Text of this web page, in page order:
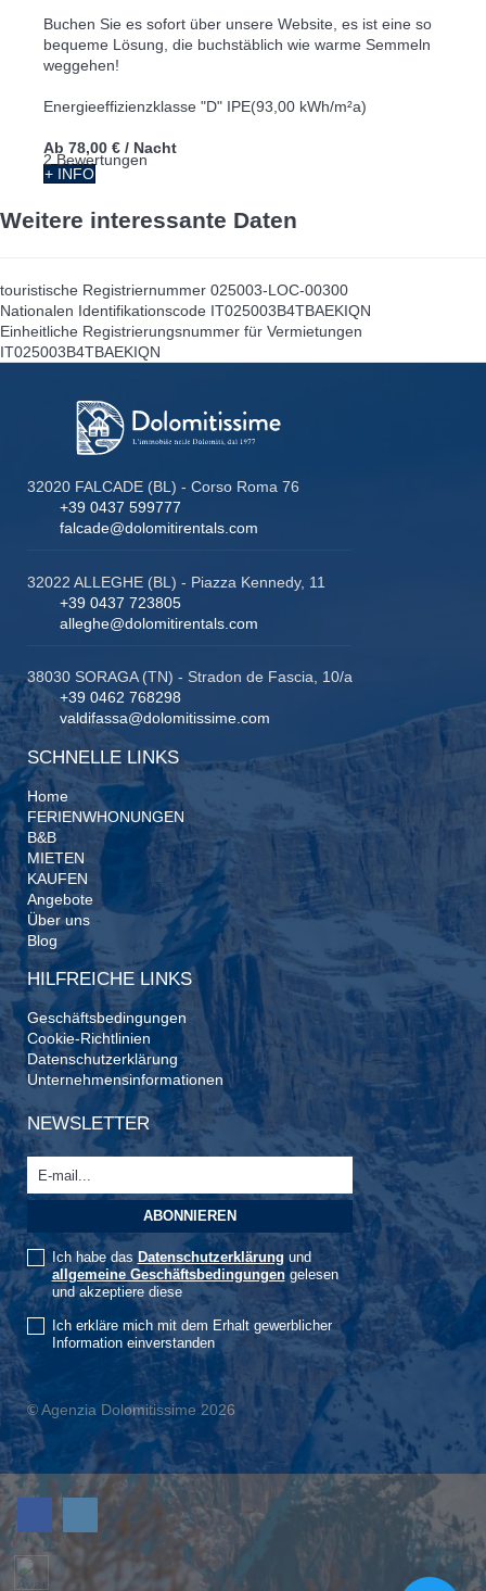
Buchen Sie es sofort über unsere Website, es ist eine so
bequeme Lösung, die buchstäblich wie warme Semmeln
weggehen!
Energieeffizienzklasse "D" IPE(93,00 kWh/m²a)
2 Bewertungen
Ab 78,00 € / Nacht
+ INFO
Weitere interessante Daten
touristische Registriernummer 025003-LOC-00300
Nationalen Identifikationscode IT025003B4TBAEKIQN
Einheitliche Registrierungsnummer für Vermietungen
IT025003B4TBAEKIQN
32020 FALCADE (BL) - Corso Roma 76
+39 0437 599777
falcade@dolomitirentals.com
32022 ALLEGHE (BL) - Piazza Kennedy, 11
+39 0437 723805
alleghe@dolomitirentals.com
38030 SORAGA (TN) - Stradon de Fascia, 10/a
+39 0462 768298
valdifassa@dolomitissime.com
SCHNELLE LINKS
Home
FERIENWHONUNGEN
B&B
MIETEN
KAUFEN
Angebote
Über uns
Blog
HILFREICHE LINKS
Geschäftsbedingungen
Cookie-Richtlinien
Datenschutzerklärung
Unternehmensinformationen
NEWSLETTER
Ich habe das Datenschutzerklärung und
allgemeine Geschäftsbedingungengelesen
und akzeptiere diese
Ich erkläre mich mit dem Erhalt gewerblicher
Information einverstanden
© Agenzia Dolomitissime 2026